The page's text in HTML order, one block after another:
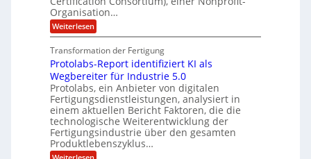
l
a
r
L
a
t
e
i
n
a
m
e
r
i
e
r
O
ff
i
c
e
r
t
e
n
z
z
n
t
r
u
m
f
ü
r
3
D
m
p
f
e
r
ü
r
d
e
n
M
a
s
c
Organisation…
Weiterlesen:
P
s
t
q
u
a
n
t
e
n
k
r
Transformation der Fertigung
Protolabs-Report identifiziert KI als
Wegbereiter für Industrie 5.0
Protolabs, ein Anbieter von digitalen
Fertigungsdienstleistungen, analysiert in
einem aktuellen Bericht Faktoren, die die
technologische Weiterentwicklung der
Fertigungsindustrie über den gesamten
Produktlebenszyklus…
: